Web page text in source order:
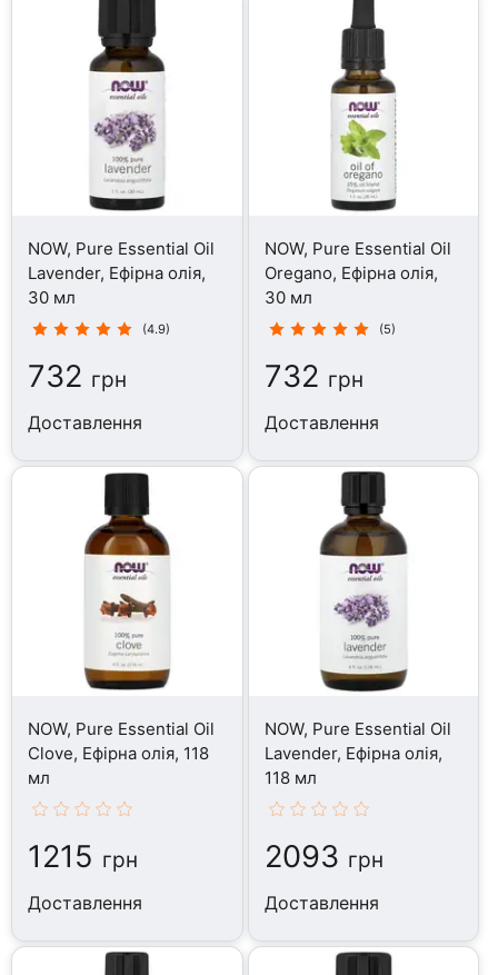
NOW, Pure Essential Oil
Lavender, Ефірна олія,
30 мл
(4.9)
732 грн
Доставлення
NOW, Pure Essential Oil
Oregano, Ефірна олія,
30 мл
(5)
732 грн
Доставлення
NOW, Pure Essential Oil
Clove, Ефірна олія, 118
мл
1215 грн
Доставлення
NOW, Pure Essential Oil
Lavender, Ефірна олія,
118 мл
2093 грн
Доставлення